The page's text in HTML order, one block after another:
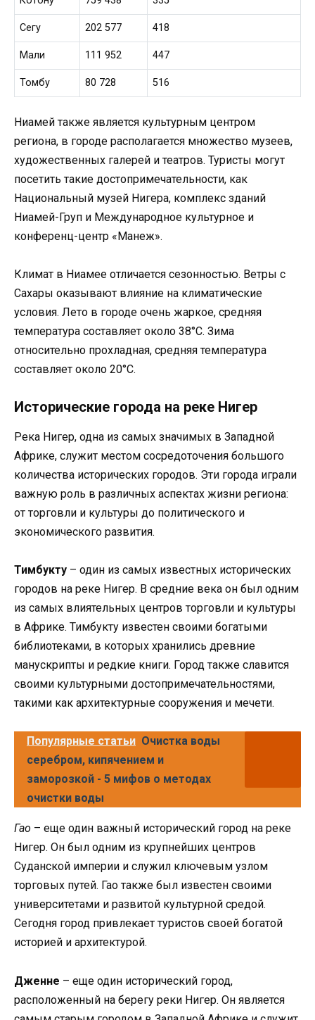
Сегу 202 577 418
Мали 111 952 447
Томбу 80 728 516
Ниамей также является культурным центром
региона, в городе располагается множество музеев,
художественных галерей и театров. Туристы могут
посетить такие достопримечательности, как
Национальный музей Нигера, комплекс зданий
Ниамей-Груп и Международное культурное и
конференц-центр «Манеж».
Климат в Ниамее отличается сезонностью. Ветры с
Сахары оказывают влияние на климатические
условия. Лето в городе очень жаркое, средняя
температура составляет около 38°C. Зима
относительно прохладная, средняя температура
составляет около 20°C.
Исторические города на реке Нигер
Река Нигер, одна из самых значимых в Западной
Африке, служит местом сосредоточения большого
количества исторических городов. Эти города играли
важную роль в различных аспектах жизни региона:
от торговли и культуры до политического и
экономического развития.
Тимбукту – один из самых известных исторических
городов на реке Нигер. В средние века он был одним
из самых влиятельных центров торговли и культуры
в Африке. Тимбукту известен своими богатыми
библиотеками, в которых хранились древние
манускрипты и редкие книги. Город также славится
своими культурными достопримечательностями,
такими как архитектурные сооружения и мечети.
Популярные статьи Очистка воды
серебром, кипячением и
заморозкой - 5 мифов о методах
очистки воды
Гао – еще один важный исторический город на реке
Нигер. Он был одним из крупнейших центров
Суданской империи и служил ключевым узлом
торговых путей. Гао также был известен своими
университетами и развитой культурной средой.
Сегодня город привлекает туристов своей богатой
историей и архитектурой.
Дженне – еще один исторический город,
расположенный на берегу реки Нигер. Он является